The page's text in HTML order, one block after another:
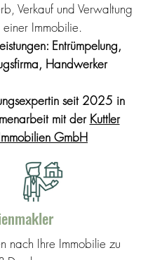
Verkauf und Verwaltung
einer Immobilie.
​Entrümpelung,
Handwerker
seit 2025 in
mit der Kuttler
GmbH
nach Ihre Immobilie zu